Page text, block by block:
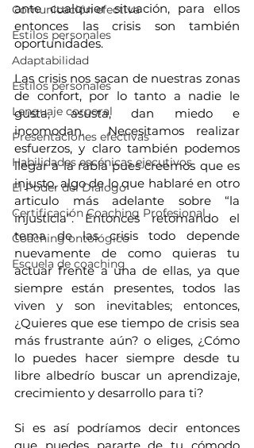
Comunicación efectiva
Estilos personales
Adaptabilidad
Estilos personales
Lenguaje corporal
Presentaciones efectivas
Habilidades escénicas ejecutivos
El Poder del Diálogo
Certificación Coaching Profesional
Coaching ontológico
Escuela de coaching
ante cualquier situación, para ellos
entonces las crisis son también
oportunidades.
Las crisis nos sacan de nuestras zonas
de confort, por lo tanto a nadie le
gusta, asusta, dan miedo e
incomodan.  Necesitamos realizar
esfuerzos, y claro también podemos
llegar a la rabia pues creemos que es
injusto, algo de lo que hablaré en otro
articulo más adelante sobre “la
injusticia”. Entonces retomando el
tema de las crisis todo depende
nuevamente de como quieras tu
actuar frente a una de ellas, ya que
siempre están presentes, todos las
viven y son inevitables; entonces,
¿Quieres que ese tiempo de crisis sea
más frustrante aún? o eliges, ¿Cómo
lo puedes hacer siempre desde tu
libre albedrío buscar un aprendizaje,
crecimiento y desarrollo para ti?
Si es así podríamos decir entonces